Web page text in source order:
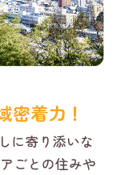
密着力！
に寄り添いな
ごとの住みや